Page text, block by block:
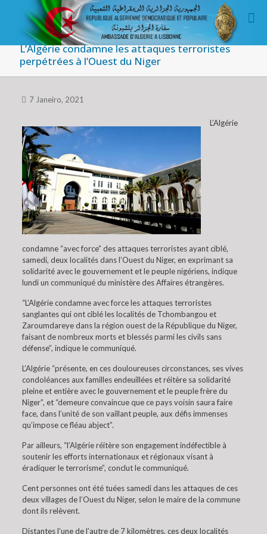
L’Algérie condamne les attaques terroristes
perpétrées à l’Ouest du Niger
7 Janeiro, 2021
L’Algérie
condamne “avec force” des attaques terroristes ayant ciblé,
samedi, deux localités dans l’Ouest du Niger, en exprimant sa
solidarité avec le gouvernement et le peuple nigériens, indique
lundi un communiqué du ministère des Affaires étrangères.
“L’Algérie condamne avec force les attaques terroristes
sanglantes qui ont ciblé les localités de Tchombangou et
Zaroumdareye dans la région ouest de la République du Niger,
faisant de nombreux morts et blessés parmi les civils sans
défense”, indique le communiqué.
L’Algérie “présente, en ces douloureuses circonstances, ses vives
condoléances aux familles endeuillées et réitère sa solidarité
pleine et entière avec le gouvernement et le peuple frère du
Niger”, et “demeure convaincue que ce pays voisin saura faire
face, dans l’unité de son vaillant peuple, aux défis immenses
qu’impose ce fléau abject”.
Par ailleurs, “l’Algérie réitère son engagement indéfectible à
soutenir les efforts internationaux et régionaux visant à
éradiquer le terrorisme”, conclut le communiqué.
Cent personnes ont été tuées samedi dans les attaques de ces
deux villages de l’Ouest du Niger, selon le maire de la commune
dont ils relèvent.
Distantes l’une de l’autre de 7 kilomètres, ces deux localités